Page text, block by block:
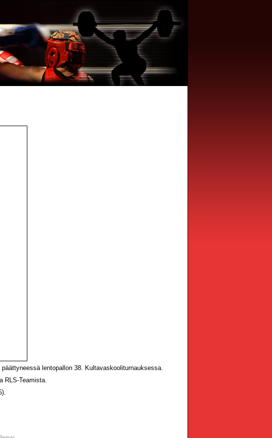
lentopallon 38. Kultavaskooliturnauksessa.
RLS-Teamista.